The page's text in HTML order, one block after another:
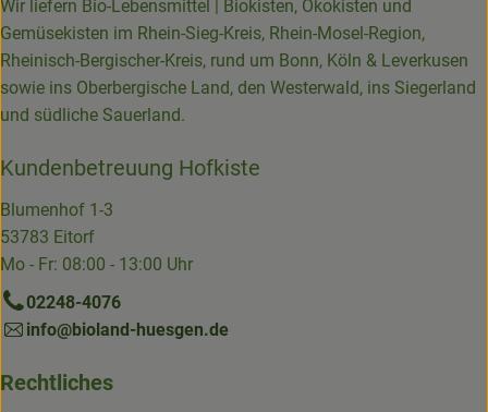
Wir liefern Bio-Lebensmittel | Biokisten, Ökokisten und
Gemüsekisten im Rhein-Sieg-Kreis, Rhein-Mosel-Region,
Rheinisch-Bergischer-Kreis, rund um Bonn, Köln & Leverkusen
sowie ins Oberbergische Land, den Westerwald, ins Siegerland
und südliche Sauerland.
Kundenbetreuung Hofkiste
Blumenhof 1-3
53783 Eitorf
Mo - Fr: 08:00 - 13:00 Uhr
02248-4076
info@bioland-huesgen.de
Rechtliches